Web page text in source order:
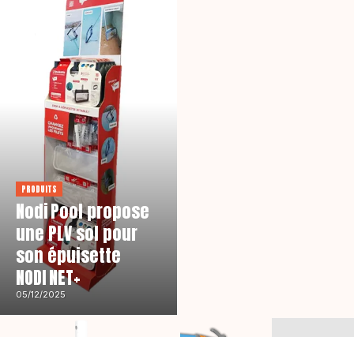
PRODUITS
Nodi Pool propose
une PLV sol pour
son épuisette
NODI NET+
05/12/2025